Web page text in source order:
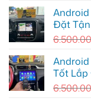
Quận
Gò
Vấp
xem
dẫn
đường
Đặt Tận
Android
Tốt